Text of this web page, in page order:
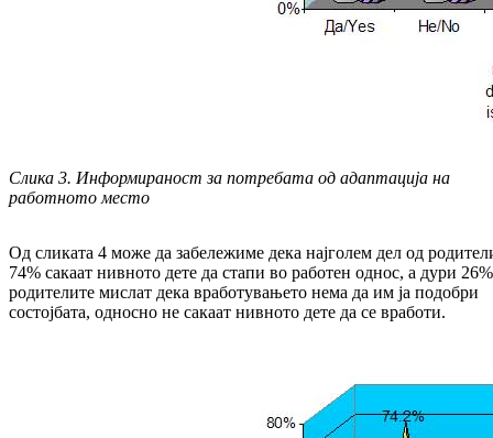
Слика 3. Информираност за потребата од адаптација на
работното место
Од сликата 4 може да забележиме дека најголем дел од
74% сакаат нивното дете да стапи во работен однос, а дури
родителите мислат дека вработувањето нема да им ја подобри
состојбата, односно не сакаат нивното дете да се вработи.